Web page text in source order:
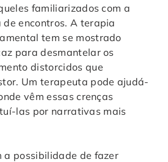
familiarizados com a
encontros. A terapia
tem se mostrado
para desmantelar os
distorcidos que
Um terapeuta pode ajudá-
vêm essas crenças
las por narrativas mais
a possibilidade de fazer